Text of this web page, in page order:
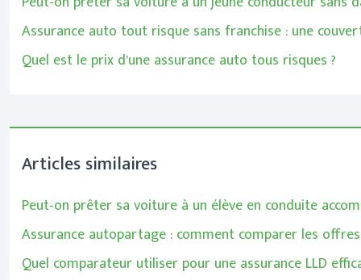
Assurance auto tout risque sans franchise : une
Quel est le prix d’une assurance auto tous risques ?
Articles similaires
Peut-on prêter sa voiture à un élève en conduite
Assurance autopartage : comment comparer les
Quel comparateur utiliser pour une assurance LLD